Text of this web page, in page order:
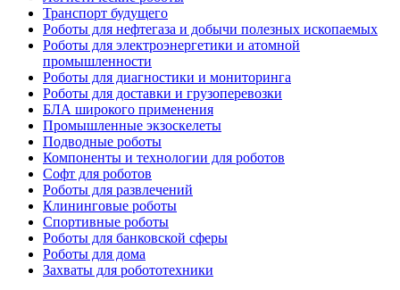
Транспорт будущего
Роботы для нефтегаза и добычи полезных ископаемых
Роботы для электроэнергетики и атомной
промышленности
Роботы для диагностики и мониторинга
Роботы для доставки и грузоперевозки
БЛА широкого применения
Промышленные экзоскелеты
Подводные роботы
Компоненты и технологии для роботов
Софт для роботов
Роботы для развлечений
Клининговые роботы
Спортивные роботы
Роботы для банковской сферы
Роботы для дома
Захваты для робототехники